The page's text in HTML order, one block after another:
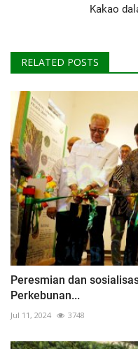
Kakao
RELATED POSTS
Peresmian dan
Perkebunan...
Jul 11, 2024 3748